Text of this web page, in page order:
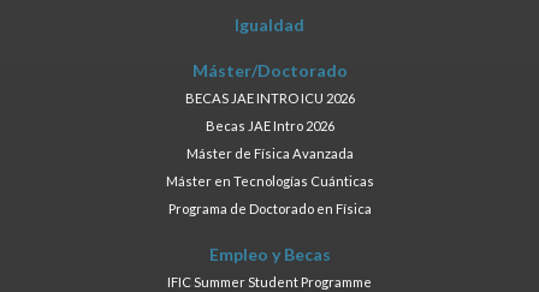
Igualdad
Máster/Doctorado
BECAS JAE INTRO ICU 2026
Becas JAE Intro 2026
Máster de Física Avanzada
Máster en Tecnologías Cuánticas
Programa de Doctorado en Física
Empleo y Becas
IFIC Summer Student Programme